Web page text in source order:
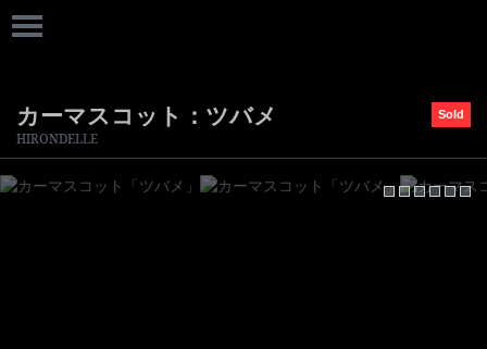
Sold
カーマスコット：ツバメ
HIRONDELLE